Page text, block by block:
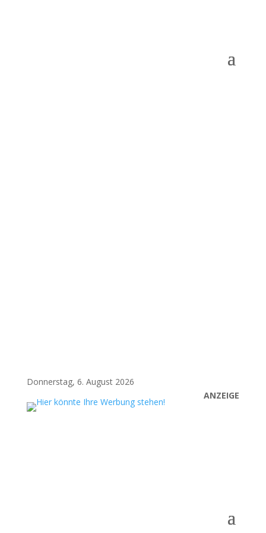
Donnerstag, 6. August 2026
ANZEIGE